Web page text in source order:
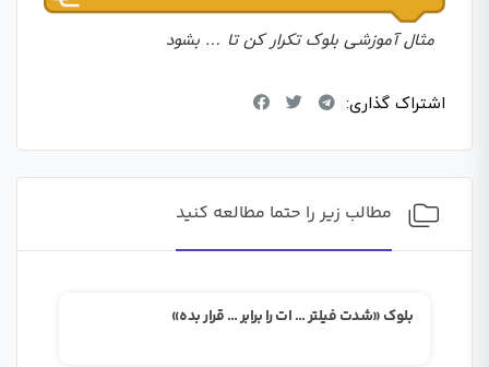
مثال آموزشی بلوک تکرار کن تا … بشود
اشتراک گذاری:
مطالب زیر را حتما مطالعه کنید
بلوک «شدت فیلتر … ات را برابر … قرار بده»